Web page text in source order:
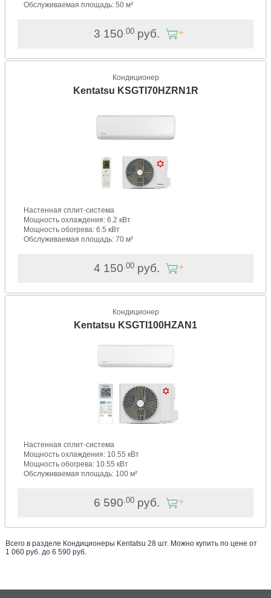
Обслуживаемая площадь: 50 м²
3 150 .00руб.
Кондиционер
Kentatsu KSGTI70HZRN1R
Настенная сплит-система
Мощность охлаждения: 6.2 кВт
Мощность обогрева: 6.5 кВт
Обслуживаемая площадь: 70 м²
4 150 .00руб.
Кондиционер
Kentatsu KSGTI100HZAN1
Настенная сплит-система
Мощность охлаждения: 10.55 кВт
Мощность обогрева: 10.55 кВт
Обслуживаемая площадь: 100 м²
6 590 .00руб.
Всего в разделе Кондиционеры Kentatsu 28 шт. Можно купить по цене от
1 060 руб. до 6 590 руб.